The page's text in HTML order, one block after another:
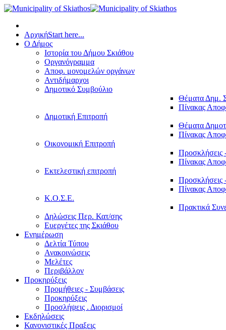
ΑρχικήStart here...
Ο Δήμος
Ιστορία του Δήμου Σκιάθου
Οργανόγραμμα
Αποφ. μονομελών οργάνων
Αντιδήμαρχοι
Δημοτικό Συμβούλιο
Θέματα Δημ.
Πίνακας
Δημοτική Επιτροπή
Θέματα
Πίνακας
Οικονομική Επιτροπή
Προσκλήσεις
Πίνακας
Εκτελεστική επιτροπή
Προσκλήσεις
Πίνακας
Κ.Ο.Σ.Ε.
Πρακτικά
Δηλώσεις Περ. Κατ/σης
Ευεργέτες της Σκιάθου
Ενημέρωση
Δελτία Τύπου
Ανακοινώσεις
Μελέτες
Περιβάλλον
Προκηρύξεις
Προμήθειες - Συμβάσεις
Προκηρύξεις
Προσλήψεις . Διορισμοί
Εκδηλώσεις
Κανονιστικές Πραξεις